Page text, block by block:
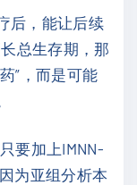
后，能让后续
总生存期，那
”，而是可能
要加上IMNN-
为亚组分析本